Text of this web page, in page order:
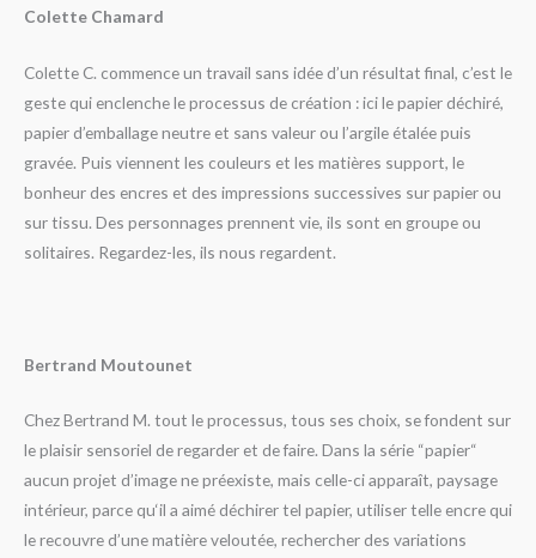
Colette Chamard
Colette C. commence un travail sans idée d’un résultat final, c’est le
geste qui enclenche le processus de création : ici le papier déchiré,
papier d’emballage neutre et sans valeur ou l’argile étalée puis
gravée. Puis viennent les couleurs et les matières support, le
bonheur des encres et des impressions successives sur papier ou
sur tissu. Des personnages prennent vie, ils sont en groupe ou
solitaires. Regardez-les, ils nous regardent.
Bertrand Moutounet
Chez Bertrand M. tout le processus, tous ses choix, se fondent sur
le plaisir sensoriel de regarder et de faire. Dans la série “papier“
aucun projet d’image ne préexiste, mais celle-ci apparaît, paysage
intérieur, parce qu‘il a aimé déchirer tel papier, utiliser telle encre qui
le recouvre d’une matière veloutée, rechercher des variations